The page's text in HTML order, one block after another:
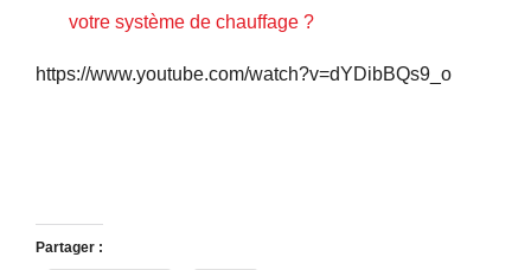
votre système de chauffage ?
https://www.youtube.com/watch?v=dYDibBQs9_o
Partager :